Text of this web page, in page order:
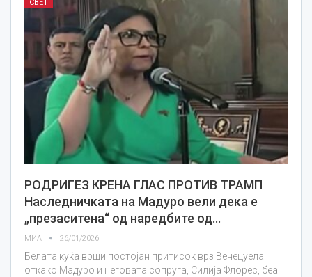
СВЕТ
РОДРИГЕЗ КРЕНА ГЛАС ПРОТИВ ТРАМП
Наследничката на Мадуро вели дека е
„презаситена“ од наредбите од…
МИА 26/01/2026
Белата куќа врши постојан притисок врз Венецуела
откако Мадуро и неговата сопруга, Силија Флорес, беа